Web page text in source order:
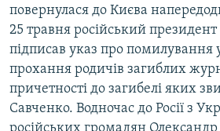
повернулася до Києва
25 травня російський
підписав указ про помилування
прохання родичів загиблих
причетності до загибелі яких
Савченко. Водночас до Росії з